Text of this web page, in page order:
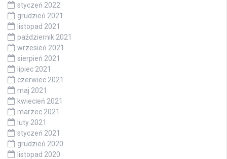
styczeń 2022
grudzień 2021
listopad 2021
październik 2021
wrzesień 2021
sierpień 2021
lipiec 2021
czerwiec 2021
maj 2021
kwiecień 2021
marzec 2021
luty 2021
styczeń 2021
grudzień 2020
listopad 2020